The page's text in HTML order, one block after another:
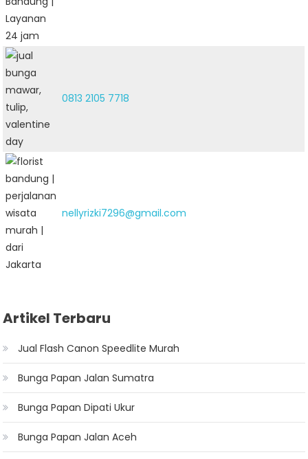
0813 2105 7718
nellyrizki7296@gmail.com
Artikel Terbaru
Jual Flash Canon Speedlite Murah
Bunga Papan Jalan Sumatra
Bunga Papan Dipati Ukur
Bunga Papan Jalan Aceh